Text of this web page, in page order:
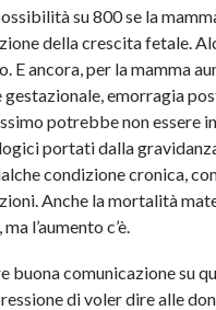
su 800 se la
della crescita fetale.
E ancora, per la mamma
emorragia
potrebbe non essere
portati dalla gravidanza,
condizione cronica,
Anche la mortalità
l’aumento c’è.
buona comunicazione su
di voler dire alle